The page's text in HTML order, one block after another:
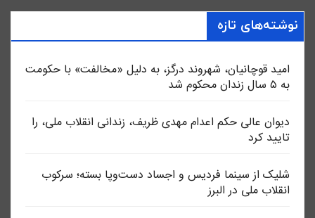
نوشته‌های تازه
امید قوچانیان، شهروند درگز، به دلیل «مخالفت» با حکومت
به ۵ سال زندان محکوم شد
دیوان عالی حکم اعدام مهدی ظریف، زندانی انقلاب ملی، را
تایید کرد
شلیک از سینما فردیس و اجساد دست‌وپا بسته؛ سرکوب
انقلاب ملی در البرز